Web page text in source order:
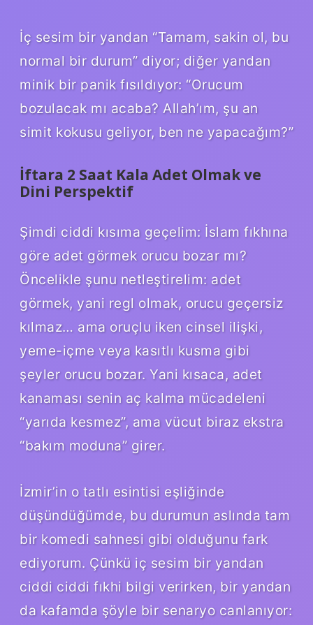
İç sesim bir yandan “Tamam, sakin ol, bu
normal bir durum” diyor; diğer yandan
minik bir panik fısıldıyor: “Orucum
bozulacak mı acaba? Allah’ım, şu an
simit kokusu geliyor, ben ne yapacağım?”
İftara 2 Saat Kala Adet Olmak ve
Dini Perspektif
Şimdi ciddi kısıma geçelim: İslam fıkhına
göre adet görmek orucu bozar mı?
Öncelikle şunu netleştirelim: adet
görmek, yani regl olmak, orucu geçersiz
kılmaz… ama oruçlu iken cinsel ilişki,
yeme-içme veya kasıtlı kusma gibi
şeyler orucu bozar. Yani kısaca, adet
kanaması senin aç kalma mücadeleni
“yarıda kesmez”, ama vücut biraz ekstra
“bakım moduna” girer.
İzmir’in o tatlı esintisi eşliğinde
düşündüğümde, bu durumun aslında tam
bir komedi sahnesi gibi olduğunu fark
ediyorum. Çünkü iç sesim bir yandan
ciddi ciddi fıkhi bilgi verirken, bir yandan
da kafamda şöyle bir senaryo canlanıyor: